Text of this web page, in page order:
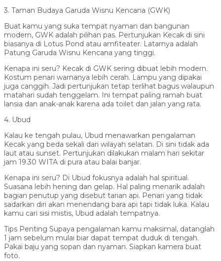
3. Taman Budaya Garuda Wisnu Kencana (GWK)
Buat kamu yang suka tempat nyaman dan bangunan
modern, GWK adalah pilihan pas. Pertunjukan Kecak di sini
biasanya di Lotus Pond atau amfiteater. Latarnya adalah
Patung Garuda Wisnu Kencana yang tinggi.
Kenapa ini seru? Kecak di GWK sering dibuat lebih modern.
Kostum penari warnanya lebih cerah. Lampu yang dipakai
juga canggih. Jadi pertunjukan tetap terlihat bagus walaupun
matahari sudah tenggelam. Ini tempat paling ramah buat
lansia dan anak-anak karena ada toilet dan jalan yang rata.
4. Ubud
Kalau ke tengah pulau, Ubud menawarkan pengalaman
Kecak yang beda sekali dari wilayah selatan. Di sini tidak ada
laut atau sunset. Pertunjukan dilakukan malam hari sekitar
jam 19.30 WITA di pura atau balai banjar.
Kenapa ini seru? Di Ubud fokusnya adalah hal spiritual.
Suasana lebih hening dan gelap. Hal paling menarik adalah
bagian penutup yang disebut tarian api. Penari yang tidak
sadarkan diri akan menendang bara api tapi tidak luka. Kalau
kamu cari sisi mistis, Ubud adalah tempatnya.
Tips Penting Supaya pengalaman kamu maksimal, datanglah
1 jam sebelum mulai biar dapat tempat duduk di tengah.
Pakai baju yang sopan dan nyaman. Siapkan kamera buat
foto.